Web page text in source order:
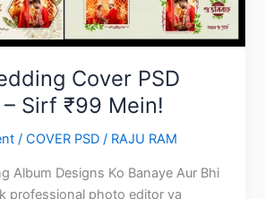
Cover PSD
Sirf ₹99 Mein!
/COVER PSD / RAJU RAM
Album Designs Ko Banaye Aur Bhi
professional photo editor ya